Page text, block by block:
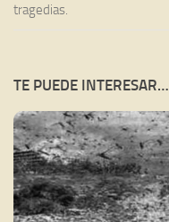
tragedias.
TE PUEDE INTERESAR…